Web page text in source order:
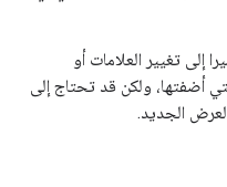
تغيير العلامات أو
ولكن قد تحتاج إلى
الجديد.